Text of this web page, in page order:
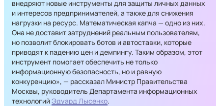
внедряют новые инструменты для защиты личных данных
и интересов предпринимателей, а также для снижения
нагрузки на ресурс. Математическая капча — одно из них.
Она не доставит затруднений реальным пользователям,
но позволит блокировать ботов и автоставки, которые
приводят к падению цен и демпингу. Таким образом, этот
инструмент помогает обеспечить не только
информационную безопасность, но и равную
конкуренцию», — рассказал Министр Правительства
Москвы, руководитель Департамента информационных
технологийЭдуард Лысенко.